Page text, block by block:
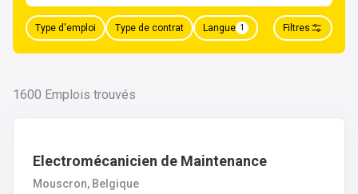
Type d'emploi Type de contrat Langue 1 Filtres
1600 Emplois trouvés
Electromécanicien de Maintenance
Mouscron, Belgique